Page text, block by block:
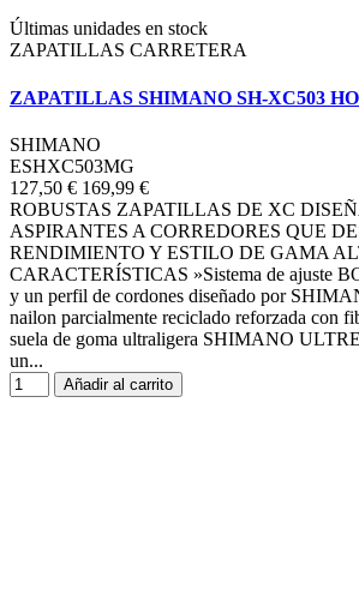
Últimas unidades en stock
ZAPATILLAS CARRETERA
ZAPATILLAS SHIMANO SH-XC503
SHIMANO
ESHXC503MG
127,50 € 169,99 €
ROBUSTAS ZAPATILLAS DE XC
ASPIRANTES A CORREDORES QUE
RENDIMIENTO Y ESTILO DE GAMA
CARACTERÍSTICAS »Sistema de ajuste
y un perfil de cordones diseñado por
nailon parcialmente reciclado reforzada con
suela de goma ultraligera SHIMANO
un...
Añadir al carrito